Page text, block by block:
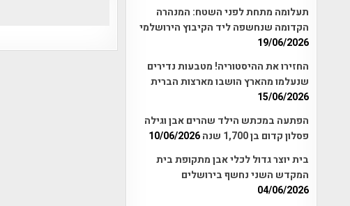
תעלומה מתחת לפני השטח: המנהרה
הקדומה שנחשפה ליד הקיבוץ הירושלמי
19/06/2026
החזירו את ההיסטוריה! מטבעות נדירים
שנעלמו מהארץ הושבו מארצות הברית
15/06/2026
הפתעה במכתש הילד שהרים אבן וגילה
פסלון קדום בן 1,700 שנה
10/06/2026
בית יוצר גדול לכלי אבן מתקופת בית
המקדש השני נחשף בירושלים
04/06/2026